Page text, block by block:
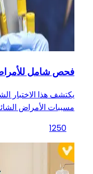
فحص شامل
مسببات الأمراض
1250